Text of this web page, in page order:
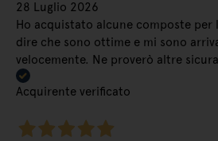
28 Luglio 2026
Ho acquistato alcune composte per
dire che sono ottime e mi sono
velocemente. Ne proverò altre
Acquirente verificato